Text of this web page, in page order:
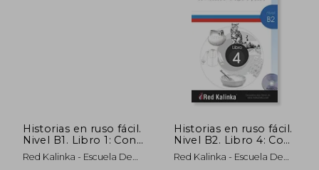
Historias en ruso fácil.
Nivel B1. Libro 1: Con
traducción al español
y audio
Red Kalinka - Escuela De
Historias en ruso fácil.
Nivel B2. Libro 4: Con
traducción al español
y audio
Red Kalinka - Escuela De